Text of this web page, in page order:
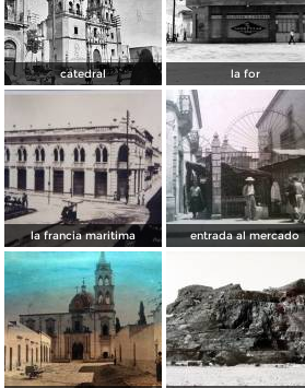
catedral la for
la francia maritima entrada al mercado